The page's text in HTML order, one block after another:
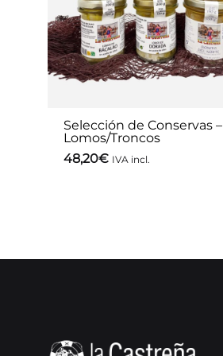
Selección de Conservas –
Lomos/Troncos
48,20€ IVA incl.